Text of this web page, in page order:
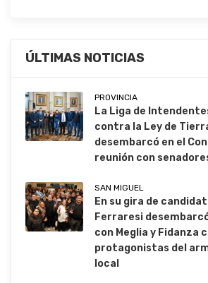
ÚLTIMAS NOTICIAS
PROVINCIA
La Liga de
contra la Ley de
desembarcó en el
reunión con
SAN MIGUEL
En su gira de
Ferraresi desembarcó
con Meglia y Fidanza
protagonistas del
local